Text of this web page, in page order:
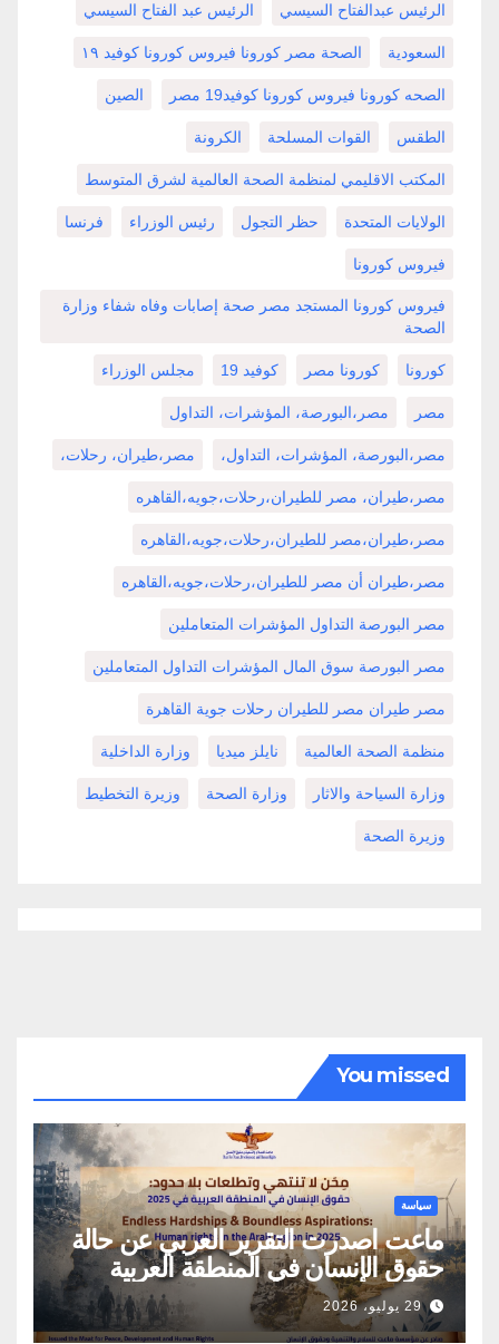
الرئيس عبدالفتاح السيسي الرئيس عبد الفتاح السيسي
السعودية الصحة مصر كورونا فيروس كورونا كوفيد ١٩
الصحه كورونا فيروس كورونا كوفيد19 مصر الصين
الطقس القوات المسلحة الكرونة
المكتب الاقليمي لمنظمة الصحة العالمية لشرق المتوسط
الولايات المتحدة حظر التجول رئيس الوزراء فرنسا
فيروس كورونا
فيروس كورونا المستجد مصر صحة إصابات وفاه شفاء وزارة
الصحة
كورونا كورونا مصر كوفيد 19 مجلس الوزراء
مصر مصر،البورصة، المؤشرات، التداول
مصر،البورصة، المؤشرات، التداول، مصر،طيران، رحلات،
مصر،طيران، مصر للطيران،رحلات،جويه،القاهره
مصر،طيران،مصر للطيران،رحلات،جويه،القاهره
مصر،طيران أن مصر للطيران،رحلات،جويه،القاهره
مصر البورصة التداول المؤشرات المتعاملين
مصر البورصة سوق المال المؤشرات التداول المتعاملين
مصر طيران مصر للطيران رحلات جوية القاهرة
منظمة الصحة العالمية نايلز ميديا وزارة الداخلية
وزارة السياحة والاثار وزارة الصحة وزيرة التخطيط
وزيرة الصحة
You missed
سياسة
ماعت اصدرت التقرير العربي عن حالة
حقوق الإنسان في المنطقة العربية
29 يوليو، 2026